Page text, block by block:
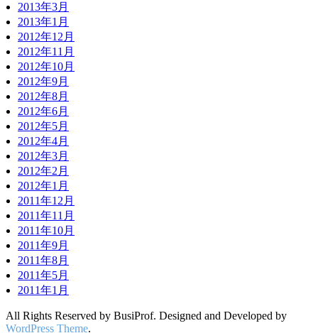
2013年3月
2013年1月
2012年12月
2012年11月
2012年10月
2012年9月
2012年8月
2012年6月
2012年5月
2012年4月
2012年3月
2012年2月
2012年1月
2011年12月
2011年11月
2011年10月
2011年9月
2011年8月
2011年5月
2011年1月
All Rights Reserved by BusiProf. Designed and Developed by
WordPress Theme.